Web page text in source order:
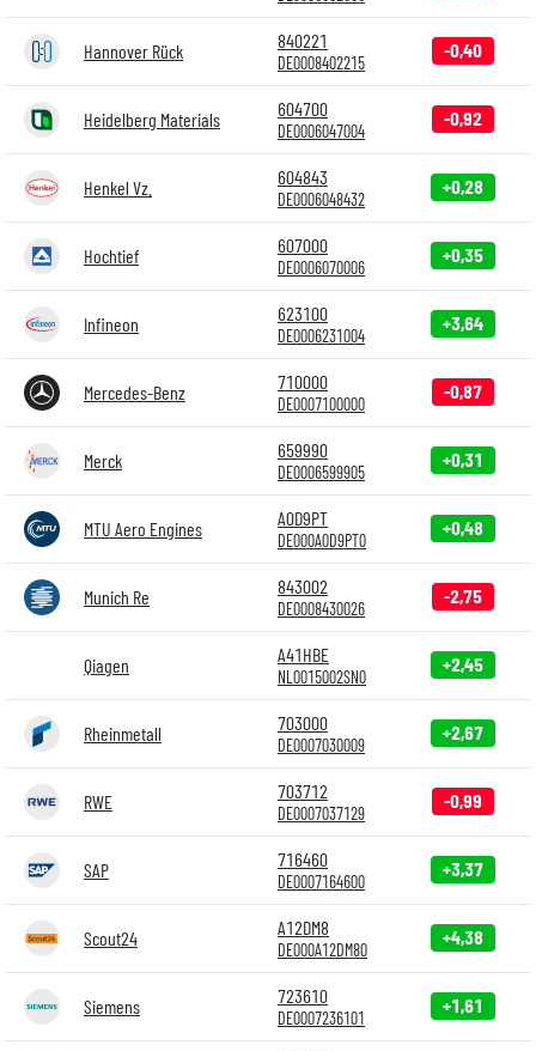
Hannover Rück 840221
DE0008402215
-0,40
Heidelberg Materials 604700
DE0006047004
-0,92
Henkel Vz. 604843
DE0006048432
+0,28
Hochtief 607000
DE0006070006
+0,35
Infineon 623100
DE0006231004
+3,64
Mercedes-Benz 710000
DE0007100000
-0,87
Merck 659990
DE0006599905
+0,31
MTU Aero Engines A0D9PT
DE000A0D9PT0
+0,48
Munich Re 843002
DE0008430026
-2,75
Qiagen A41HBE
NL0015002SN0
+2,45
Rheinmetall 703000
DE0007030009
+2,67
RWE 703712
DE0007037129
-0,99
SAP 716460
DE0007164600
+3,37
Scout24 A12DM8
DE000A12DM80
+4,38
Siemens 723610
DE0007236101
+1,61